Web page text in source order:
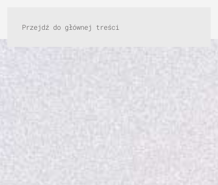
Przejdź do głównej treści